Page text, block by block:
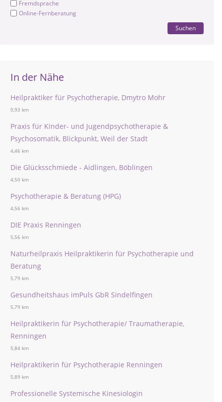
Fremdsprache
Online-Fernberatung
Suchen
In der Nähe
Heilpraktiker für Psychotherapie, Dmytro Mohr
0,93 km
Praxis für Kinder- und Jugendpsychotherapie &
Psychosomatik, Blickpunkt, Weil der Stadt
4,46 km
Die Glücksschmiede - Aidlingen, Böblingen
4,50 km
Psychotherapie & Beratung (HPG)
4,56 km
DIE Praxis Renningen
5,56 km
Naturheilpraxis Heilpraktikerin für Psychotherapie und
Beratung
5,79 km
Gesundheitshaus imPuls GbR Sindelfingen
5,79 km
Heilpraktikerin für Psychotherapie/ Traumatherapie,
Renningen
5,84 km
Heilpraktikerin für Psychotherapie Renningen
5,89 km
Professionelle Systemische Kinesiologin